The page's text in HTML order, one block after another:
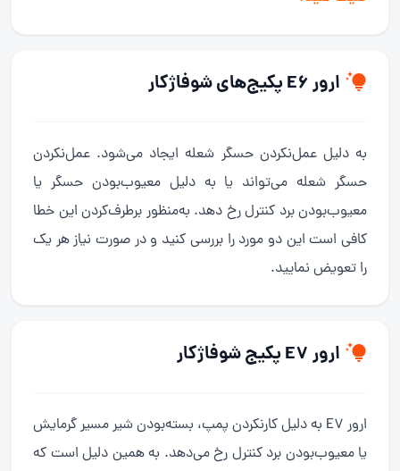
ارور E6 پکیج‌های شوفاژکار
به دلیل عمل‌نکردن حسگر شعله ایجاد می‌شود. عمل‌نکردن
حسگر شعله می‌تواند یا به دلیل معیوب‌بودن حسگر یا
معیوب‌بودن برد کنترل رخ دهد. به‌منظور برطرف‌کردن این خطا
کافی است این دو مورد را بررسی کنید و در صورت نیاز هر یک
را تعویض نمایید.
ارور E7 پکیج شوفاژکار
ارور E7 به دلیل کارنکردن پمپ، بسته‌بودن شیر مسیر گرمایش
یا معیوب‌بودن برد کنترل رخ می‌دهد. به همین دلیل است که